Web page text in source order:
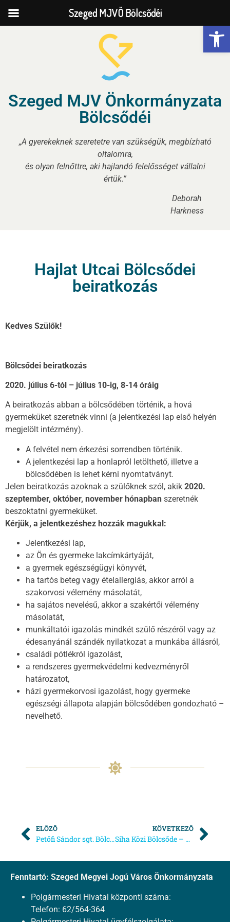
Szeged MJV Önkormányzata
Bölcsődéi
„A gyerekeknek szeretetre van szükségük, megbízható
oltalomra,
és olyan felnőttre, aki hajlandó felelősséget vállalni
értük.”
Deborah
Harkness
Hajlat Utcai Bölcsődei
beiratkozás
Kedves Szülők!
Bölcsődei beiratkozás
2020. július 6-tól – július 10-ig, 8-14 óráig
A beiratkozás abban a bölcsődében történik, a hová
gyermeküket szeretnék vinni (a jelentkezési lap első helyén
megjelölt intézmény).
A felvétel nem érkezési sorrendben történik.
A jelentkezési lap a honlapról letölthető, illetve a
bölcsődében is lehet kérni nyomtatványt.
Jelen beiratkozás azoknak a szülőknek szól, akik 2020.
szeptember, október, november hónapban szeretnék
beszoktatni gyermeküket.
Kérjük, a jelentkezéshez hozzák magukkal:
Jelentkezési lap,
az Ön és gyermeke lakcímkártyáját,
a gyermek egészségügyi könyvét,
ha tartós beteg vagy ételallergiás, akkor arról a
szakorvosi vélemény másolatát,
ha sajátos nevelésű, akkor a szakértői vélemény
másolatát,
munkáltatói igazolás mindkét szülő részéről vagy az
édesanyánál szándék nyilatkozat a munkába állásról,
családi pótlékról igazolást,
a rendszeres gyermekvédelmi kedvezményről
határozatot,
házi gyermekorvosi igazolást, hogy gyermeke
egészségi állapota alapján bölcsődében gondozható –
nevelhető.
ELŐZŐ
Petőfi Sándor sgt. Bölcsőde Beiratkozás
KÖVETKEZŐ
Siha Közi Bölcsőde – Beiratkozás
Fenntartó: Szeged Megyei Jogú Város Önkormányzata
Polgármesteri Hivatal központi száma:
Telefon: 62/564-364
Szeged MJVÖ Bölcsődéi